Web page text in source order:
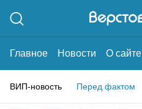
Главное Новости О сайте
ВИП-новость Перед фактом